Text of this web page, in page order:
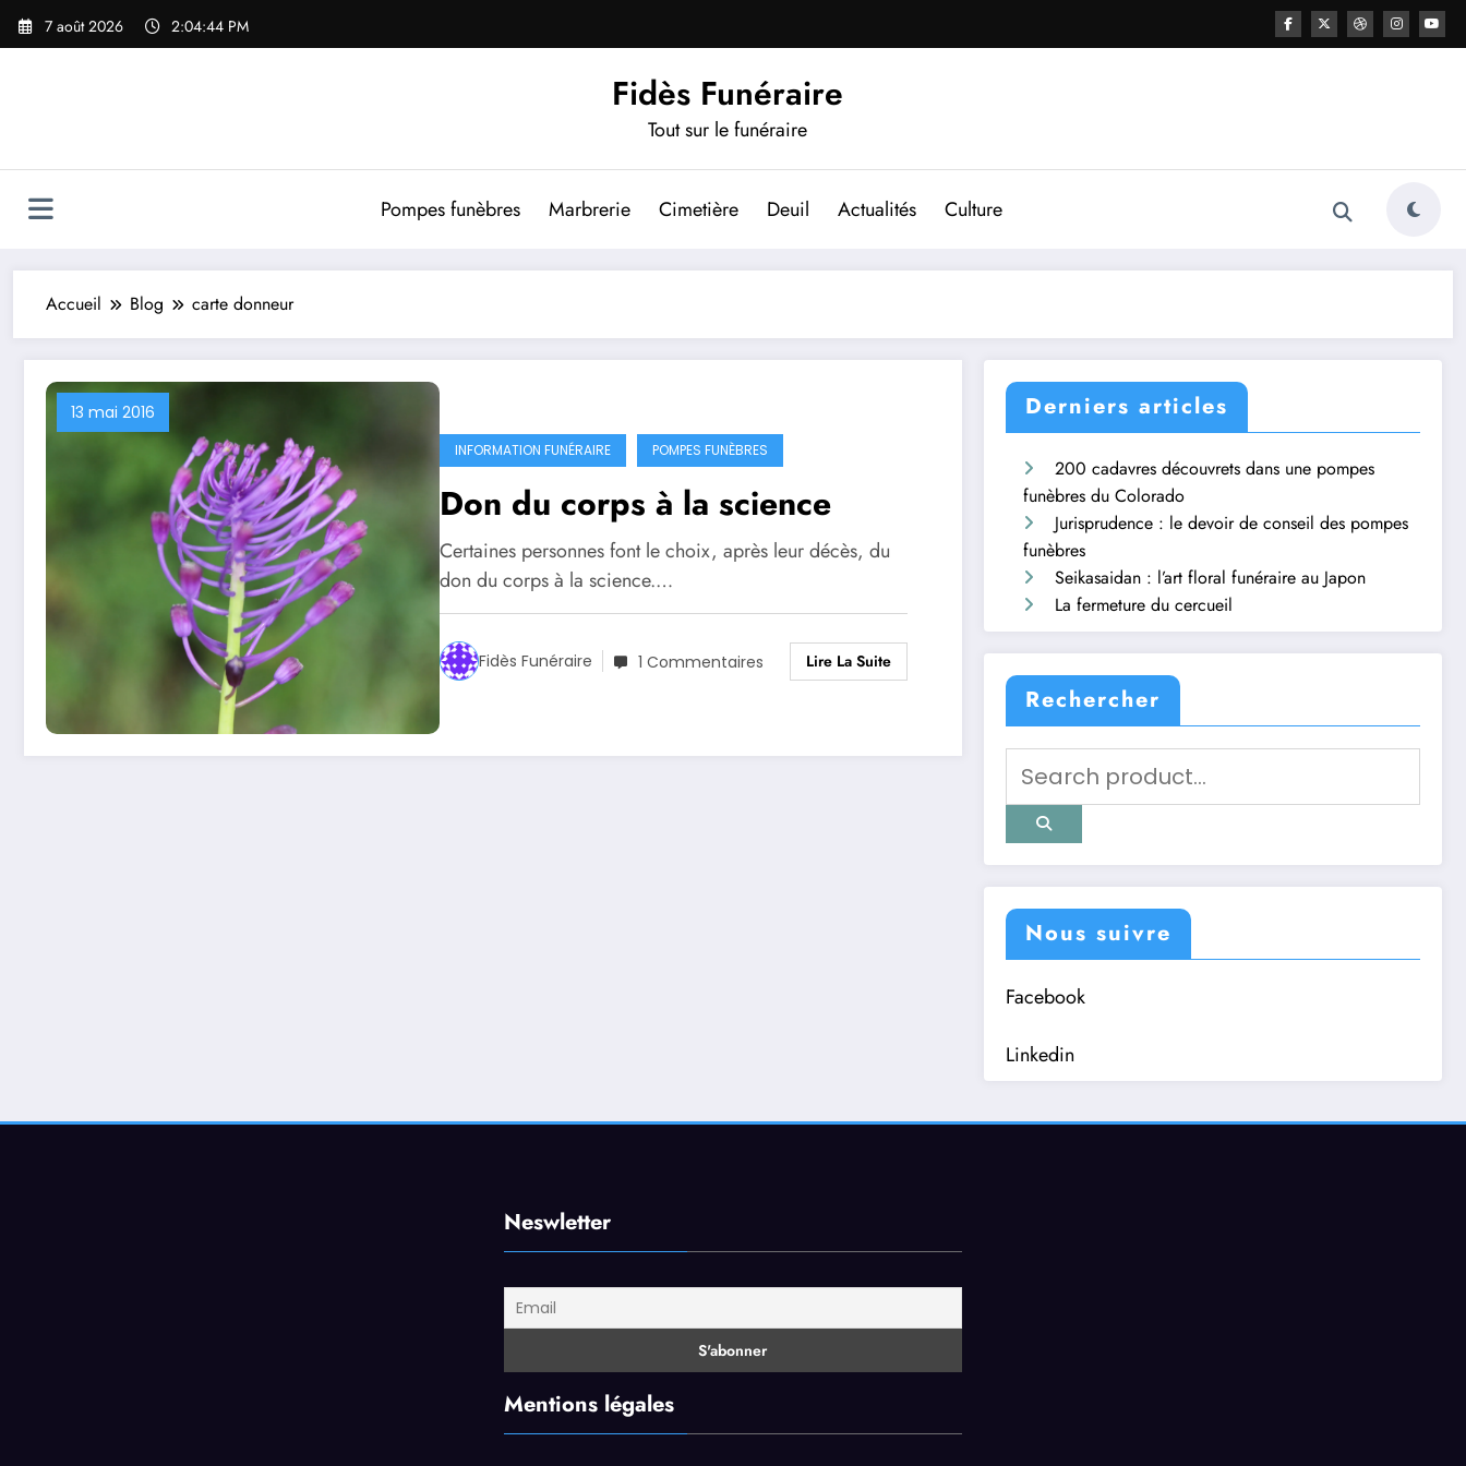
Aller
7 août 2026 2:04:44 PM
Fidès Funéraire
Tout sur le funéraire
Pompes funèbres Marbrerie Cimetière Deuil Actualités Culture
Accueil Blog carte donneur
13 mai 2016
INFORMATION FUNÉRAIRE POMPES FUNÈBRES
Don du corps à la science
Certaines personnes font le choix, après leur décès, du
don du corps à la science.…
Fidès Funéraire 1 Commentaires Lire La Suite
Derniers articles
200 cadavres découvrets dans une pompes
funèbres du Colorado
Jurisprudence : le devoir de conseil des pompes
funèbres
Seikasaidan : l’art floral funéraire au Japon
La fermeture du cercueil
Rechercher
Nous suivre
Facebook
Linkedin
Neswletter
Mentions légales